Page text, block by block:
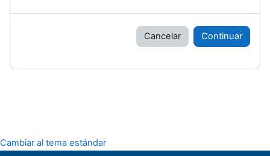
Cancelar Continuar
Cambiar al tema estándar